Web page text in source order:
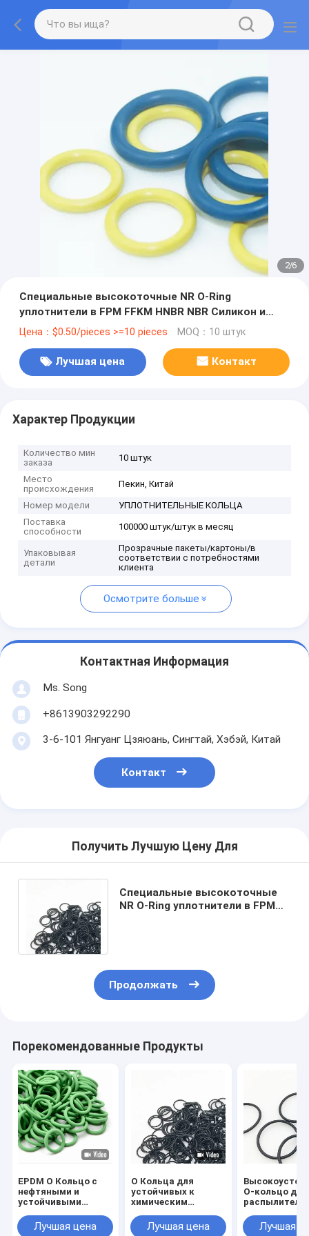
2/6
Специальные высокоточные NR O-Ring
уплотнители в FPM FFKM HNBR NBR Силикон и
EPDM резина
Цена：$0.50/pieces >=10 pieces MOQ：10 штук
Лучшая цена Контакт
Характер Продукции
Количество мин
заказа
10 штук
Место
происхождения
Пекин, Китай
Номер модели
УПЛОТНИТЕЛЬНЫЕ КОЛЬЦА
Поставка
способности
100000 штук/штук в месяц
Упаковывая
детали
Прозрачные пакеты/картоны/в
соответствии с потребностями
клиента
Осмотрите больше
Контактная Информация
Ms. Song
+8613903292290
3-6-101 Янгуанг Цзяюань, Сингтай, Хэбэй, Китай
Контакт
Получить Лучшую Цену Для
Специальные высокоточные
NR O-Ring уплотнители в FPM
Продолжать
Порекомендованные Продукты
EPDM O Кольцо с
нефтяными и
устойчивыми
напряжения
Лучшая цена
O Кольца для
устойчивых к
химическим
нитриловых O-
кольцевых
Лучшая цена
О-кольцо для
распылителя
47.29*2.62
EPDM FKM
Лучшая